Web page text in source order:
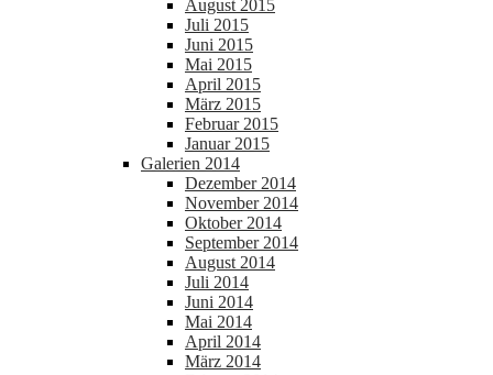
August 2015
Juli 2015
Juni 2015
Mai 2015
April 2015
März 2015
Februar 2015
Januar 2015
Galerien 2014
Dezember 2014
November 2014
Oktober 2014
September 2014
August 2014
Juli 2014
Juni 2014
Mai 2014
April 2014
März 2014